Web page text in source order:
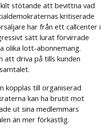
stötande att bevittna vad
kritiserade
har från ett callcenter i
sätt lurat förvirrade
olika lott-abonnemang.
att driva på tills kunden
kopplas till organiserad
kan ha brutit mot
ut sina medlemmars
än mer förkastlig.